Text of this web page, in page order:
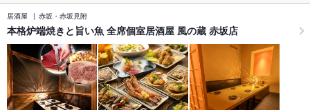
居酒屋 赤坂・赤坂見附
本格炉端焼きと旨い魚 全席個室居酒屋 風の蔵 赤坂店